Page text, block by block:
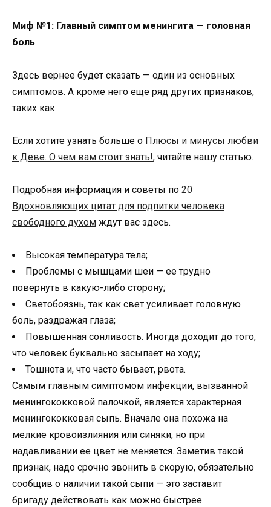
Миф №1: Главный симптом менингита — головная
боль
Здесь вернее будет сказать — один из основных
симптомов. А кроме него еще ряд других признаков,
таких как:
Если хотите узнать больше о Плюсы и минусы любви
к Деве. О чем вам стоит знать!, читайте нашу статью.
Подробная информация и советы по 20
Вдохновляющих цитат для подпитки человека
свободного духом ждут вас здесь.
Высокая температура тела;
Проблемы с мышцами шеи — ее трудно
повернуть в какую-либо сторону;
Светобоязнь, так как свет усиливает головную
боль, раздражая глаза;
Повышенная сонливость. Иногда доходит до того,
что человек буквально засыпает на ходу;
Тошнота и, что часто бывает, рвота.
Самым главным симптомом инфекции, вызванной
менингококковой палочкой, является характерная
менингококковая сыпь. Вначале она похожа на
мелкие кровоизлияния или синяки, но при
надавливании ее цвет не меняется. Заметив такой
признак, надо срочно звонить в скорую, обязательно
сообщив о наличии такой сыпи — это заставит
бригаду действовать как можно быстрее.